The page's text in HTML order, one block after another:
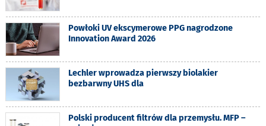
Powłoki UV ekscymerowe PPG nagrodzone
Innovation Award 2026
Lechler wprowadza pierwszy biolakier
bezbarwny UHS dla
Polski producent filtrów dla przemysłu. MFP –